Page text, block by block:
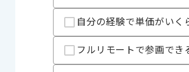
ンジニアと成長が出来る環境でございます。
されたい方、長期的に参画されたい方にオススメ
遠方からリモートにてご参画いただけます。
自分の経験で単価がいく
フルリモートで参画でき